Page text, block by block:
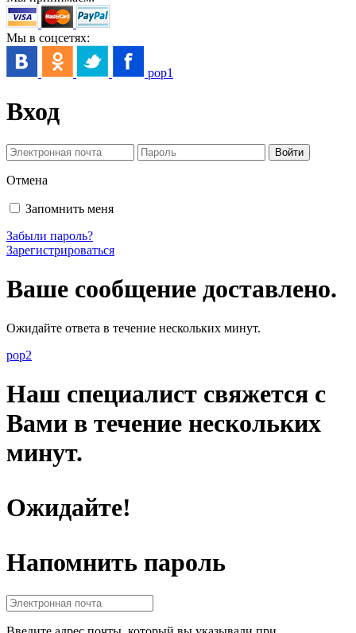
Мы в соцсетях:
pop1
Вход
Отмена
Запомнить меня
Забыли пароль?
Зарегистрироваться
Ваше сообщение доставлено.
Ожидайте ответа в течение нескольких минут.
pop2
Наш специалист свяжется с
Вами в течение нескольких
минут.
Ожидайте!
Напомнить пароль